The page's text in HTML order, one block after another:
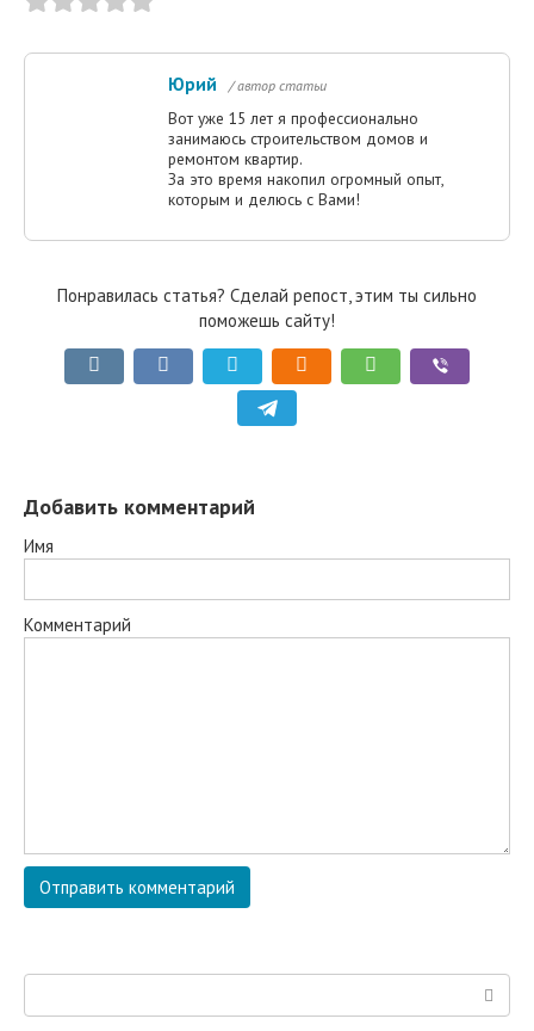
Юрий / автор статьи
Вот уже 15 лет я профессионально
занимаюсь строительством домов и
ремонтом квартир.
За это время накопил огромный опыт,
которым и делюсь с Вами!
Понравилась статья? Сделай репост, этим ты сильно
поможешь сайту!
Добавить комментарий
Имя
Комментарий
Поиск: